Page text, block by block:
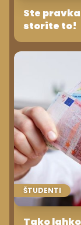
Ste
storite to!
ŠTUDENTI
Tako